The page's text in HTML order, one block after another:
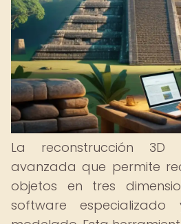
La reconstrucción
avanzada que permite
objetos en tres
software